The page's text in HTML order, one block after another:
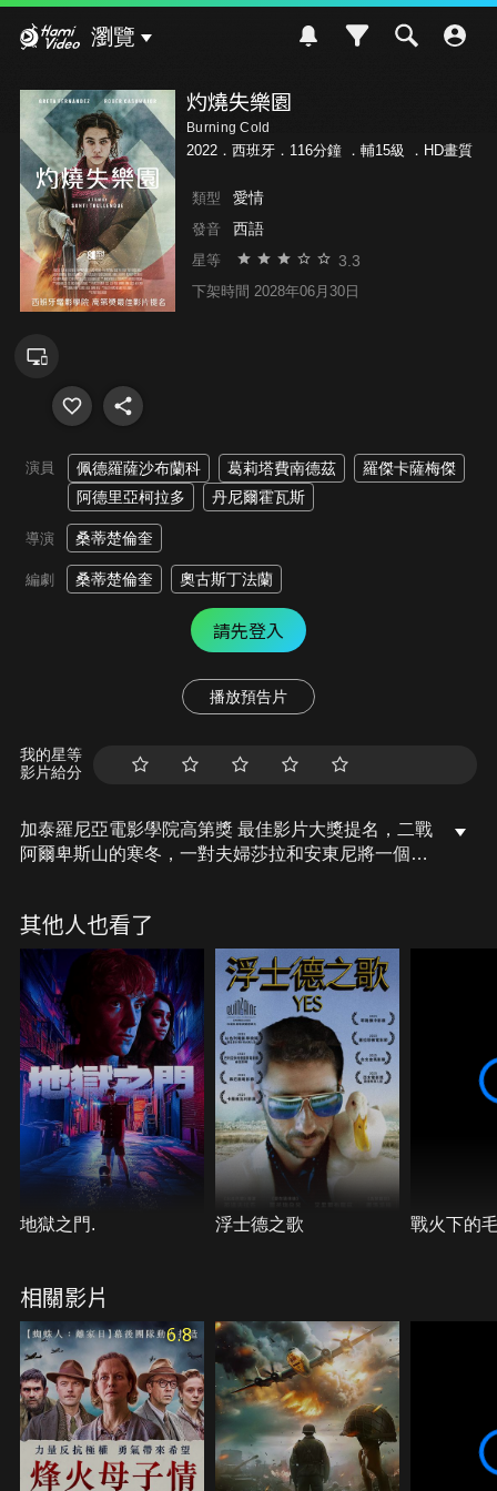
瀏覽
灼燒失樂園
Burning Cold
2022．西班牙．116分鐘 ． 輔15級 ．HD畫質
類型 愛情
發音 西語
星等 3.3
下架時間 2028年06月30日
演員 佩德羅薩沙布蘭科 葛莉塔費南德茲
羅傑卡薩梅傑
阿德里亞柯拉多
丹尼爾霍瓦斯
導演 桑蒂楚倫奎
編劇 桑蒂楚倫奎 奧古斯丁法蘭
請先登入
播放預告片
我的星等
影片給分
加泰羅尼亞電影學院高第獎 最佳影片大獎提名，二戰
阿爾卑斯山的寒冬，一對夫婦莎拉和安東尼將一個猶
厲交代莎拉絕不施捨任何一分錢給嫁給安東尼，莎拉
必須決定誰能夠活下來…
其他人也看了
地獄之門. 浮士德之歌 戰火下的
相關影片
6.8